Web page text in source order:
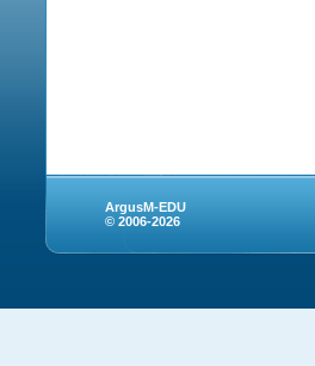
ArgusM-EDU
© 2006-2026